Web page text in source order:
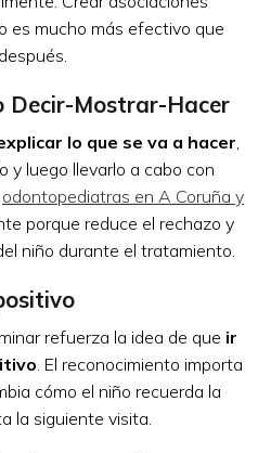
es mucho más efectivo que
Decir-Mostrar-Hacer
lo que se va a hacer,
y luego llevarlo a cabo con
odontopediatras en A Coruña y
porque reduce el rechazo y
niño durante el tratamiento.
refuerza la idea de que ir
. El reconocimiento importa
cómo el niño recuerda la
la siguiente visita.